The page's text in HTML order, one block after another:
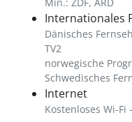
Internationales
Dänisches
TV2
norwegische
Schwedisches
Internet
Kostenloses Wi-